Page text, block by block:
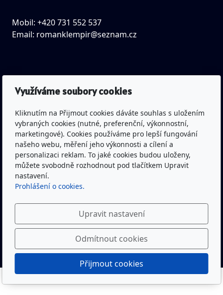
Mobil: +420 731 552 537
Email: romanklempir@seznam.cz
IČO: 43463045
Spisová značka: L 677 vedená
u Krajského soudu v Hradci Králové
Bankovní spojení: Česká spořitelna a.s.
(pobočka Trutnov)
Č.ú.: 1300332319/0800
Youtube kanál Rytíři Trutnov včetně živého vysílání
Facebook Rytíři Trutnov
Využíváme soubory cookies
Kliknutím na Přijmout cookies dáváte souhlas s uložením
vybraných cookies (nutné, preferenční, výkonnostní,
marketingové). Cookies používáme pro lepší fungování
našeho webu, měření jeho výkonnosti a cílení a
personalizaci reklam. To jaké cookies budou uloženy,
můžete svobodně rozhodnout pod tlačítkem Upravit
nastavení.
Prohlášení o cookies.
Upravit nastavení
Odmítnout cookies
Přijmout cookies
Rytíři Trutnov - baseball © 2022